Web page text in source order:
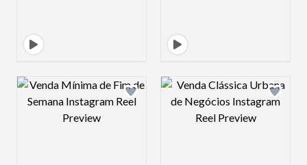
Design preview image Design preview